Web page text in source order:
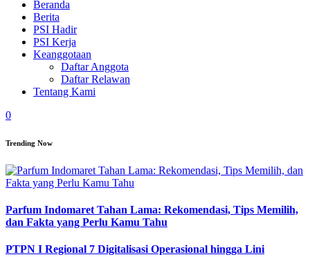
Beranda
Berita
PSI Hadir
PSI Kerja
Keanggotaan
Daftar Anggota
Daftar Relawan
Tentang Kami
0
Trending Now
Parfum Indomaret Tahan Lama: Rekomendasi, Tips Memilih,
dan Fakta yang Perlu Kamu Tahu
PTPN I Regional 7 Digitalisasi Operasional hingga Lini